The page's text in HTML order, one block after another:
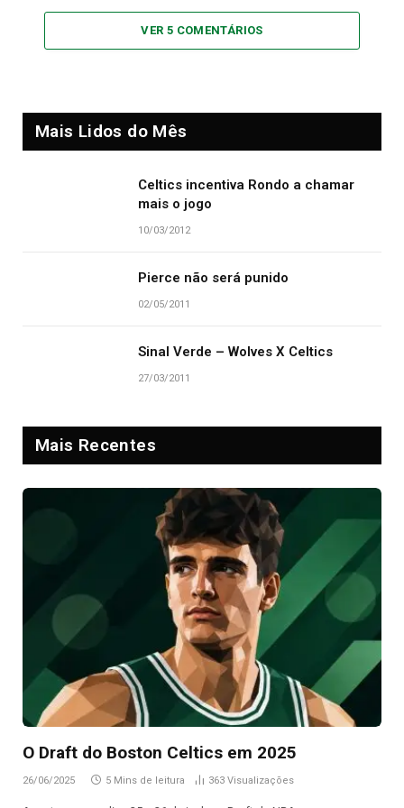
VER 5 COMENTÁRIOS
Mais Lidos do Mês
Celtics incentiva Rondo a chamar
mais o jogo
10/03/2012
Pierce não será punido
02/05/2011
Sinal Verde – Wolves X Celtics
27/03/2011
Mais Recentes
O Draft do Boston Celtics em 2025
26/06/2025 5 Mins de leitura 363 Visualizações